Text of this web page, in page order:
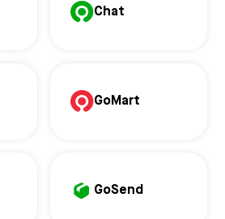
Chat
GoMart
GoSend